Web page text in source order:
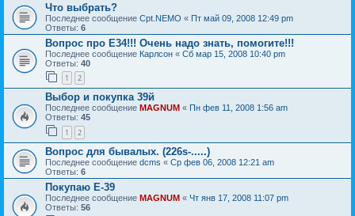
Что выбрать?
Последнее сообщение Cpt.NEMO « Пт май 09, 2008 12:49 pm
Ответы: 6
Вопрос про Е34!!! Очень надо знать, помогите!!!
Последнее сообщение Карлсон « Сб мар 15, 2008 10:40 pm
Ответы: 40
1 2
Выбор и покупка 39й
Последнее сообщение MAGNUM « Пн фев 11, 2008 1:56 am
Ответы: 45
1 2
Вопрос для бывалых. (226s-.....)
Последнее сообщение dcms « Ср фев 06, 2008 12:21 am
Ответы: 6
Покупаю Е-39
Последнее сообщение MAGNUM « Чт янв 17, 2008 11:07 pm
Ответы: 56